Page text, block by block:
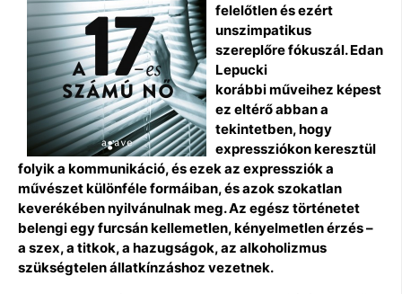
felelőtlen és ezért
unszimpatikus
szereplőre fókuszál. Edan
Lepucki
korábbi műveihez képest
ez eltérő abban a
tekintetben, hogy
expressziókon keresztül
folyik a kommunikáció, és ezek az expressziók a
művészet különféle formáiban, és azokszokatlan
keverékében nyilvánulnak meg. Az egész történetet
belengi egy furcsánkellemetlen, kényelmetlen érzés –
a szex, a titkok, a hazugságok, az alkoholizmus
szükségtelen állatkínzáshoz vezetnek.